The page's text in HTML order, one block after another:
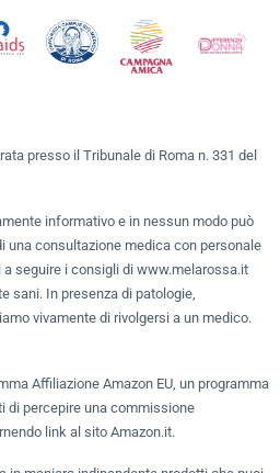
presso il Tribunale di Roma n. 331 del
informativo e in nessun modo può
una consultazione medica con personale
seguire i consigli di www.melarossa.it
sani. In presenza di patologie,
vivamente di rivolgersi a un medico.
Affiliazione Amazon EU, un programma
di percepire una commissione
link al sito Amazon.it.